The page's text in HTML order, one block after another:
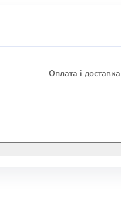
Оплата і доставка
ЕЛЕКТРОННІ